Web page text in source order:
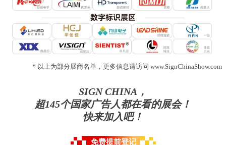
* 以上为部分展商名单，更多信息请访问 www.SignChinaShow.com
SIGN CHINA，
超145个国家广告人都在看的展会！
快来加入吧！
免费提前登记